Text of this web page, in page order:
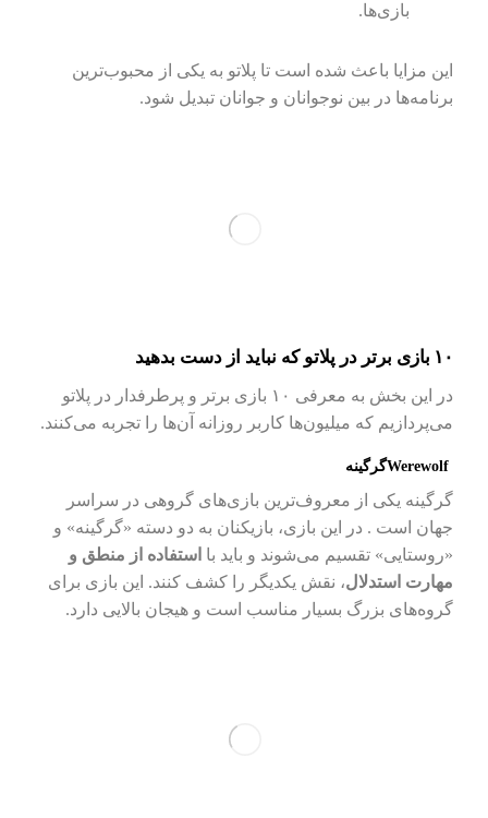
بازی‌ها.
این مزایا باعث شده است تا پلاتو به یکی از محبوب‌ترین
برنامه‌ها در بین نوجوانان و جوانان تبدیل شود.
۱۰ بازی برتر در پلاتو که نباید از دست بدهید
در این بخش به معرفی ۱۰ بازی برتر و پرطرفدار در پلاتو
می‌پردازیم که میلیون‌ها کاربر روزانه آن‌ها را تجربه می‌کنند.
Werewolf گرگینه
گرگینه یکی از معروف‌ترین بازی‌های گروهی در سراسر
جهان است . در این بازی، بازیکنان به دو دسته «گرگینه» و
«روستایی» تقسیم می‌شوند و باید با استفاده از منطق و
مهارت استدلال، نقش یکدیگر را کشف کنند. این بازی برای
گروه‌های بزرگ بسیار مناسب است و هیجان بالایی دارد.